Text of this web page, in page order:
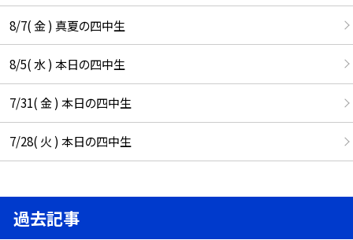
8/7( 金 ) 真夏の四中生
8/5( 水 ) 本日の四中生
7/31( 金 ) 本日の四中生
7/28( 火 ) 本日の四中生
過去記事